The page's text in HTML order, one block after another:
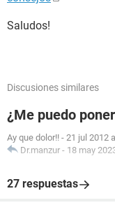
Saludos!
Discusiones similares
¿Me puedo
Ay que dolor!! - 21 jul 2012
Dr.manzur - 18 may
27 respuestas